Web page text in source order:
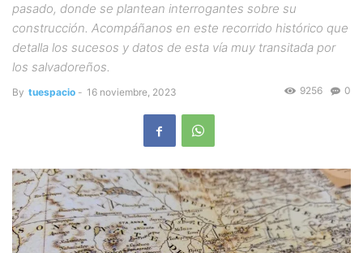
pasado, donde se plantean interrogantes sobre su
construcción. Acompáñanos en este recorrido histórico que
detalla los sucesos y datos de esta vía muy transitada por
los salvadoreños.
By tuespacio - 16 noviembre, 2023 0
9256